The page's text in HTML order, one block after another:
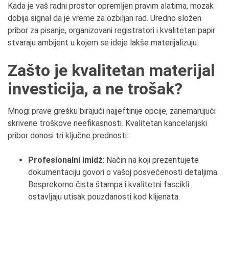
Kada je vaš radni prostor opremljen pravim alatima, mozak
dobija signal da je vreme za ozbiljan rad. Uredno složen
pribor za pisanje, organizovani registratori i kvalitetan papir
stvaraju ambijent u kojem se ideje lakše materijalizuju.
Zašto je kvalitetan materijal
investicija, a ne trošak?
Mnogi prave grešku birajući najjeftinije opcije, zanemarujući
skrivene troškove neefikasnosti. Kvalitetan kancelarijski
pribor donosi tri ključne prednosti:
Profesionalni imidž: Način na koji prezentujete
dokumentaciju govori o vašoj posvećenosti detaljima.
Besprekorno čista štampa i kvalitetni fascikli
ostavljaju utisak pouzdanosti kod klijenata.